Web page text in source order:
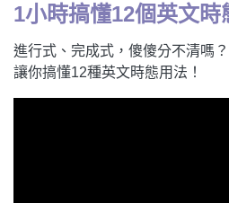
1小時搞懂12個英文時
進行式、完成式，傻傻分不清嗎
讓你搞懂12種英文時態用法！